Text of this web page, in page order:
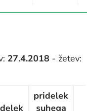
27.4.2018 - žetev:
pridelek
suhega